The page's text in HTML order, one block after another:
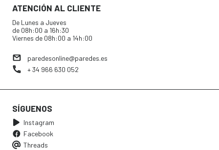
ATENCIÓN AL CLIENTE
De Lunes a Jueves
de 08h:00 a 16h:30
Viernes de 08h:00 a 14h:00
paredesonline@paredes.es
+ 34 966 630 052
SÍGUENOS
Instagram
Facebook
Threads